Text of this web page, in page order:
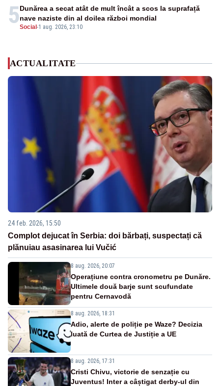
5Social -1 aug. 2026, 23:10
Dunărea a secat atât de mult încât a scos la suprafață
nave naziste din al doilea război mondial
ACTUALITATE
24 feb. 2026, 15:50
Complot dejucat în Serbia: doi bărbați, suspectați că
plănuiau asasinarea lui Vučić
8 aug. 2026, 20:07
Operațiune contra cronometru pe Dunăre.
Ultimele două barje sunt scufundate
pentru Cernavodă
8 aug. 2026, 18:31
Adio, alerte de poliție pe Waze? Decizia
luată de Curtea de Justiție a UE
8 aug. 2026, 17:31
Cristi Chivu, victorie de senzație cu
Juventus! Inter a câștigat derby-ul din